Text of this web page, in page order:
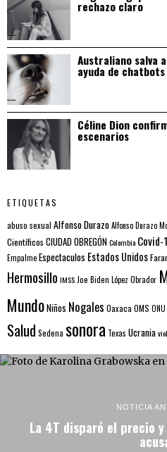
rechazo claro
Australiano salva
ayuda de
Céline Dion
escenarios
ETIQUETAS
abuso sexual Alfonso DurazoAlfonso Durazo
Científicos CIUDAD OBREGÓNColombia Covid-
EmpalmeEspectaculos Estados Unidos
Hermosillo IMSS Joe Biden López Obrador
MundoNiños Nogales Oaxaca OMS ONU
Salud Sedena sonora Texas Ucrania
NOTICIA
La 4T disparó el precio